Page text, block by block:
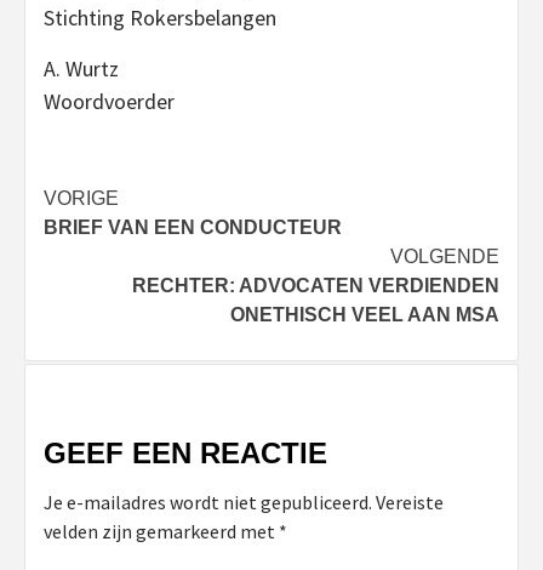
Stichting Rokersbelangen
A. Wurtz
Woordvoerder
Bericht
navigatie
VORIGE
BRIEF VAN EEN CONDUCTEUR
VOLGENDE
RECHTER: ADVOCATEN VERDIENDEN
ONETHISCH VEEL AAN MSA
GEEF EEN REACTIE
Je e-mailadres wordt niet gepubliceerd. Vereiste
velden zijn gemarkeerd met *